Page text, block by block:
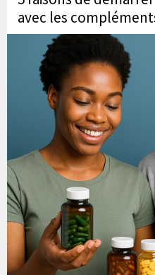
avec les